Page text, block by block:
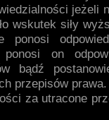
jeżeli
wskutek siły
on
bądź
przepisów prawa.
za utracone